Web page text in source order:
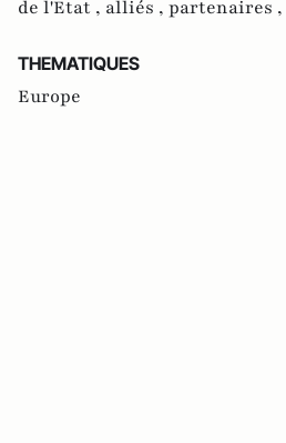
de l'Etat , alliés , partenaires ,
THEMATIQUES
Europe